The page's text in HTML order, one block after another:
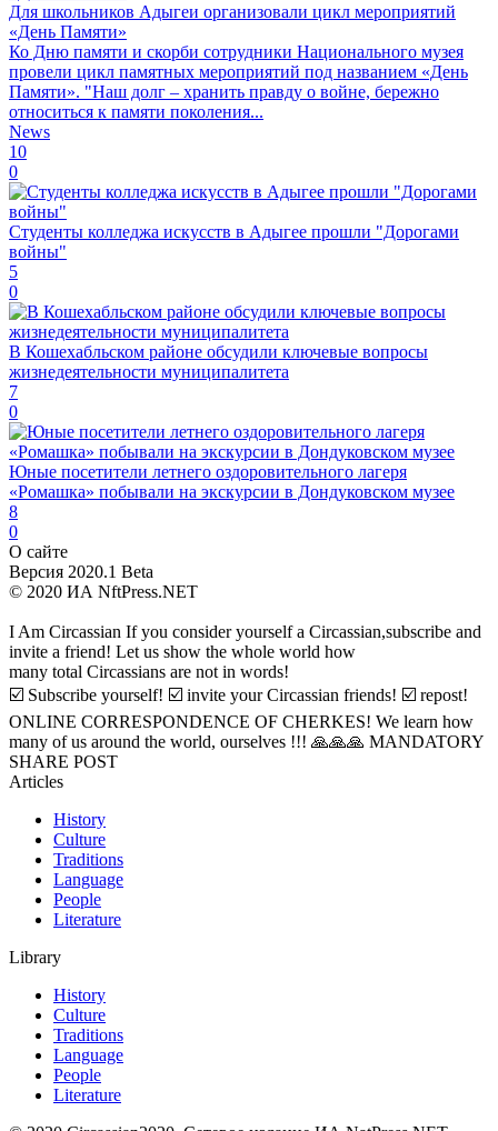
Для школьников Адыгеи организовали цикл мероприятий
«День Памяти»
Ко Дню памяти и скорби сотрудники Национального музея
провели цикл памятных мероприятий под названием «День
Памяти». "Наш долг – хранить правду о войне, бережно
относиться к памяти поколения...
News
10
0
Студенты колледжа искусств в Адыгее прошли "Дорогами
войны"
5
0
В Кошехабльском районе обсудили ключевые вопросы
жизнедеятельности муниципалитета
7
0
Юные посетители летнего оздоровительного лагеря
«Ромашка» побывали на экскурсии в Дондуковском музее
8
0
О сайте
Версия 2020.1 Beta
© 2020 ИА NftPress.NET
I Am Circassian If you consider yourself a Circassian,subscribe and
invite a friend! Let us show the whole world how
many total Circassians are not in words!
☑️ Subscribe yourself! ☑️ invite your Circassian friends! ☑️ repost!
ONLINE CORRESPONDENCE OF CHERKES! We learn how
many of us around the world, ourselves !!! 🙏🙏🙏 MANDATORY
SHARE POST
Articles
History
Culture
Traditions
Language
People
Literature
Library
History
Culture
Traditions
Language
People
Literature